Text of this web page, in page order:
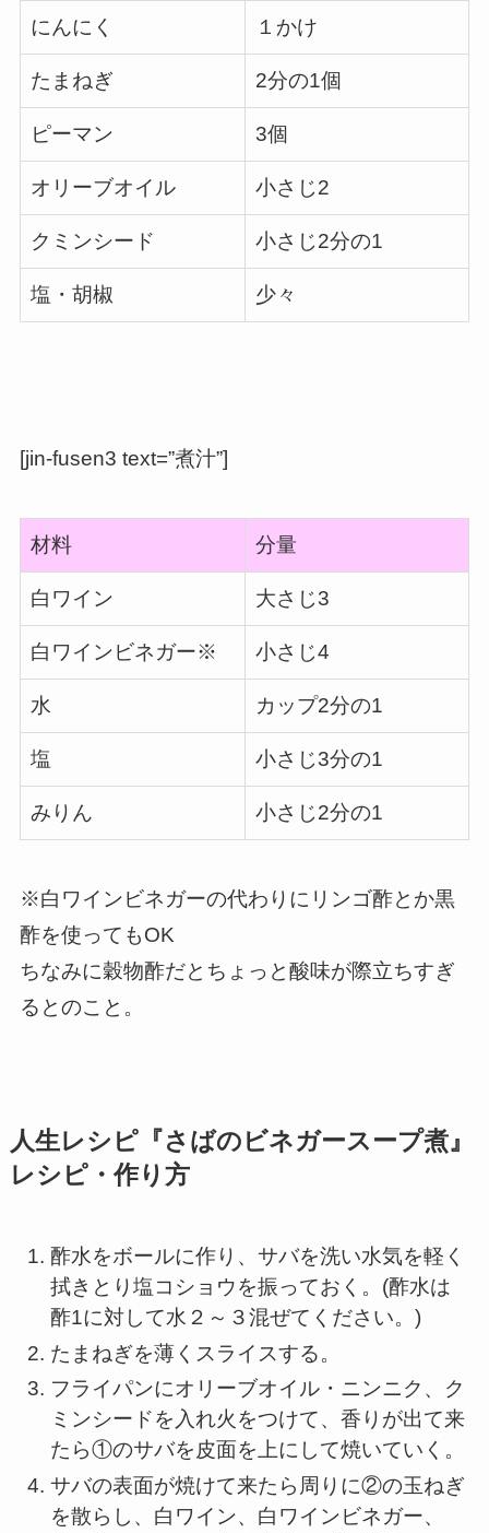
にんにく １かけ
たまねぎ 2分の1個
ピーマン 3個
オリーブオイル 小さじ2
クミンシード 小さじ2分の1
塩・胡椒 少々
[jin-fusen3 text=”煮汁”]
材料 分量
白ワイン 大さじ3
白ワインビネガー※ 小さじ4
水 カップ2分の1
塩 小さじ3分の1
みりん 小さじ2分の1
※白ワインビネガーの代わりにリンゴ酢とか黒
酢を使ってもOK
ちなみに穀物酢だとちょっと酸味が際立ちすぎ
るとのこと。
人生レシピ『さばのビネガースープ煮』
レシピ・作り方
酢水をボールに作り、サバを洗い水気を軽く
拭きとり塩コショウを振っておく。(酢水は
酢1に対して水２～３混ぜてください。)
たまねぎを薄くスライスする。
フライパンにオリーブオイル・ニンニク、ク
ミンシードを入れ火をつけて、香りが出て来
たら①のサバを皮面を上にして焼いていく。
サバの表面が焼けて来たら周りに②の玉ねぎ
を散らし、白ワイン、白ワインビネガー、